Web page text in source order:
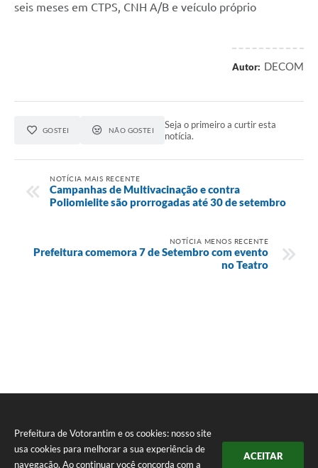
Prefeitura de Votorantim e os cookies: nosso site
usa cookies para melhorar a sua experiência de
navegação. Ao continuar você concorda com a
ACEITAR
seis meses em CTPS, CNH A/B e veículo próprio
Autor: DECOM
GOSTEI NÃO GOSTEI
Seja o primeiro a curtir esta
notícia.
NOTÍCIA MAIS RECENTE
Campanhas de Multivacinação e contra
Poliomielite são prorrogadas até 30 de setembro
NOTÍCIA MENOS RECENTE
Prefeitura comemora 7 de Setembro com evento
no Teatro